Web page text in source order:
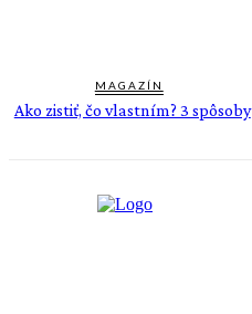
MAGAZÍN
Ako zistiť, čo vlastním? 3 spôsoby